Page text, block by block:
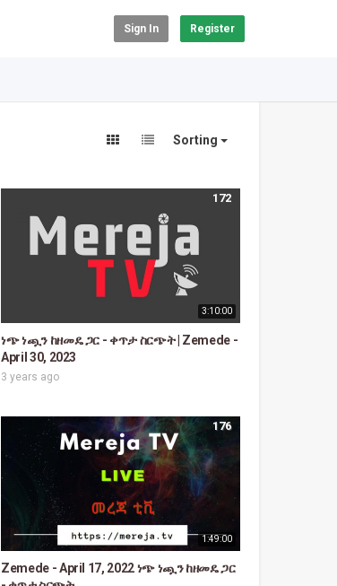
Sign In Register
Sorting
3:10:00
172
ነጭ ነጯን ከዘመዴ ጋር - ቀጥታ ስርጭት | Zemede -
April 30, 2023
3 years ago
1:49:00
176
Zemede - April 17, 2022 ነጭ ነጯን ከዘመዴ ጋር